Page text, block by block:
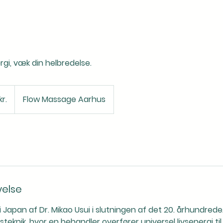
væk din helbredelse.
Flow Massage Aarhus
Japan af Dr. Mikao Usui i slutningen af det 20.